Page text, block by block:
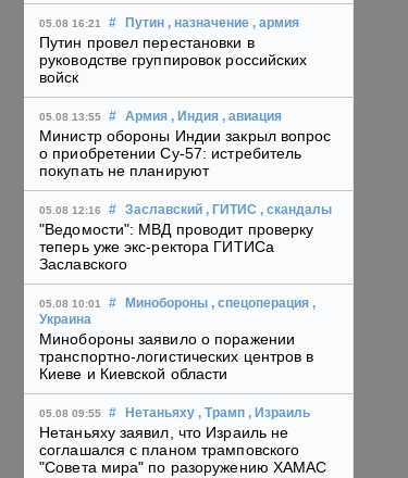
05.08 16:21 # Путин , назначение , армия
Путин провел перестановки в
руководстве группировок российских
войск
05.08 13:55 # Армия , Индия , авиация
Министр обороны Индии закрыл вопрос
о приобретении Су-57: истребитель
покупать не планируют
05.08 12:16 # Заславский , ГИТИС , скандалы
"Ведомости": МВД проводит проверку
теперь уже экс-ректора ГИТИСа
Заславского
05.08 10:01 # Минобороны , спецоперация ,
Украина
Минобороны заявило о поражении
транспортно-логистических центров в
Киеве и Киевской области
05.08 09:55 # Нетаньяху , Трамп , Израиль
Нетаньяху заявил, что Израиль не
соглашался с планом трамповского
"Совета мира" по разоружению ХАМАС